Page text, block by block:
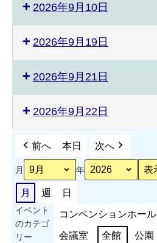
2026年9月10日
2026年9月19日
2026年9月21日
2026年9月22日
前へ 本日 次へ
月 年
月 週 日
イベント
のカテゴ
リー
コンベンションホール
会議室 全館 公園